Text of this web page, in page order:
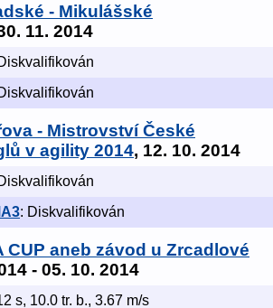
- Mikulášské
11. 2014
- Mistrovství České
v agility 2014, 12. 10. 2014
: Diskvalifikován
CUP aneb závod u Zrcadlové
- 05. 10. 2014
s, 10.0 tr. b., 3.67 m/s